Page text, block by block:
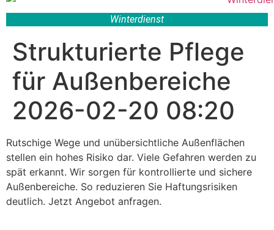
Winterdienst
Strukturierte Pflege
für Außenbereiche
2026-02-20 08:20
Rutschige Wege und unübersichtliche Außenflächen
stellen ein hohes Risiko dar. Viele Gefahren werden zu
spät erkannt. Wir sorgen für kontrollierte und sichere
Außenbereiche. So reduzieren Sie Haftungsrisiken
deutlich. Jetzt Angebot anfragen.